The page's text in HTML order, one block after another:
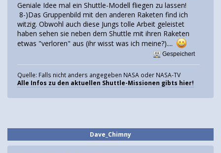
Geniale Idee mal ein Shuttle-Modell fliegen zu lassen!
8-)Das Gruppenbild mit den anderen Raketen find ich
witzig. Obwohl auch diese Jungs tolle Arbeit geleistet
haben sehen sie neben dem Shuttle mit ihren Raketen
etwas "verloren" aus (ihr wisst was ich meine?)....
Gespeichert
Quelle: Falls nicht anders angegeben NASA oder NASA-TV
Alle Infos zu den aktuellen Shuttle-Missionen gibts hier!
Dave_Chimny